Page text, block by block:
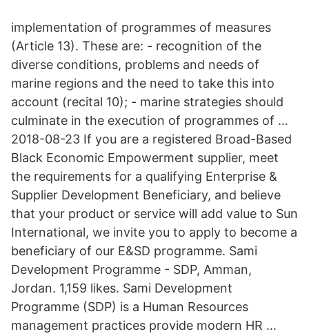
implementation of programmes of measures
(Article 13). These are: - recognition of the
diverse conditions, problems and needs of
marine regions and the need to take this into
account (recital 10); - marine strategies should
culminate in the execution of programmes of …
2018-08-23 If you are a registered Broad-Based
Black Economic Empowerment supplier, meet
the requirements for a qualifying Enterprise &
Supplier Development Beneficiary, and believe
that your product or service will add value to Sun
International, we invite you to apply to become a
beneficiary of our E&SD programme. Sami
Development Programme - SDP, Amman,
Jordan. 1,159 likes. Sami Development
Programme (SDP) is a Human Resources
management practices provide modern HR …